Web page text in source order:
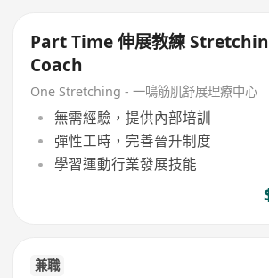
Part Time 伸展教練
Coach
One Stretching - 一鳴筋肌舒展理療中心
無需經驗，提供內部培訓
彈性工時，完善晉升制度
學習運動行業發展技能
兼職